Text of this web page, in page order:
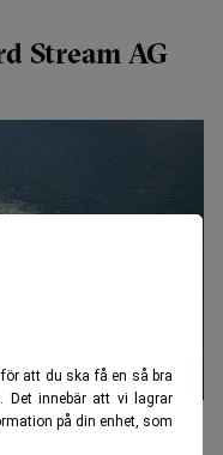
att du ska få en så bra
Det innebär att vi lagrar
på din enhet, som
Stream AG
danska försvaret på
TT)